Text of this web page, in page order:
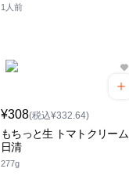
1人前
¥308(税込¥332.64)
もちっと生 トマトクリーム
日清
277g